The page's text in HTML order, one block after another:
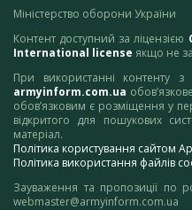
Міністерство оборони України
Контент доступний за ліцензією
International license якщо не
При використанні контенту
armyinform.com.ua
обов’язковим є розміщення у
відкритого для пошукових
матеріал.
Політика користування сайтом
Політика використання файлів
Зауваження та пропозиції по
webmaster@armyinform.com.ua